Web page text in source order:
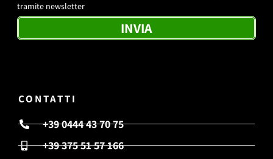
tramite newsletter
INVIA
CONTATTI
+39 0444 43 70 75
+39 375 51 57 166